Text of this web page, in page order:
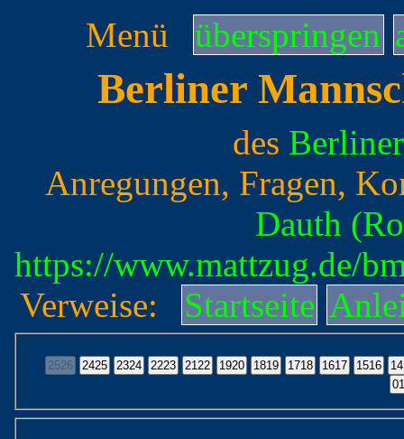
Menü überspringen
Berliner
des
Anregungen, Fragen,
Dauth
https://www.mattzug.de/
Verweise:
Startseite